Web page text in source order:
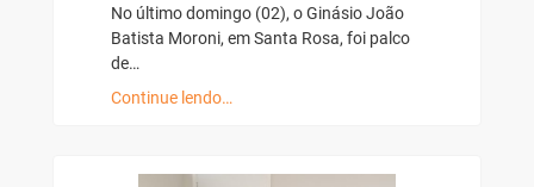
No último domingo (02), o Ginásio João
Batista Moroni, em Santa Rosa, foi palco
de…
Continue lendo…